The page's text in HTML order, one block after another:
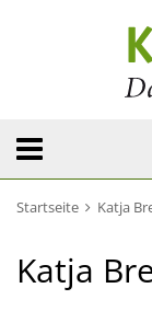
Startseite Katja
Katja